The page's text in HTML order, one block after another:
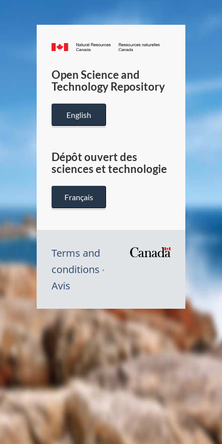
Canada.ca
/
Canada
Open Science and
Technology Repository
English
Dépôt ouvert des
sciences et technologie
Français
Terms and
conditions
Avis
Symbole
du
Canada